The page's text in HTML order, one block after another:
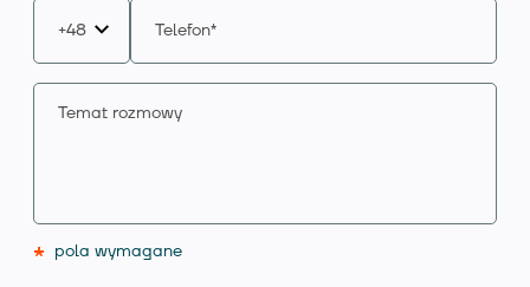
* pola wymagane